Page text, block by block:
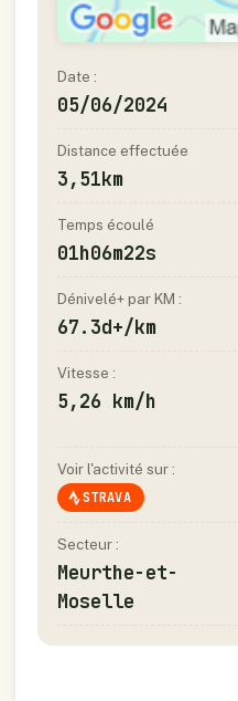
Date :
05/06/2024
Distance effectuée
3,51km
Temps écoulé
01h06m22s
Dénivelé+ par KM :
67.3d+/km
Vitesse :
5,26 km/h
Voir l'activité sur :
STRAVA
Secteur :
Meurthe-et-
Moselle